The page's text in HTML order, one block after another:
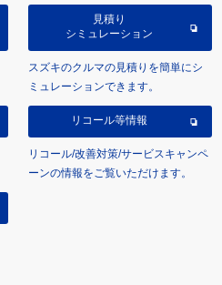
見積り
シミュレーション
スズキのクルマの見積りを簡単にシ
ミュレーションできます。
リコール等情報
リコール/改善対策/サービスキャンペ
ーンの情報をご覧いただけます。